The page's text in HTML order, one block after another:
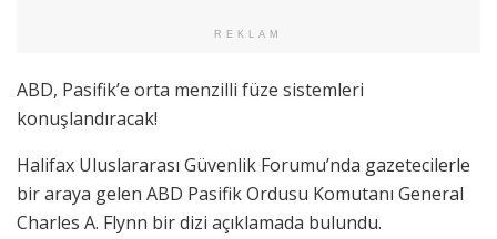
REKLAM
ABD, Pasifik’e orta menzilli füze sistemleri
konuşlandıracak!
Halifax Uluslararası Güvenlik Forumu’nda gazetecilerle
bir araya gelen ABD Pasifik Ordusu Komutanı General
Charles A. Flynn bir dizi açıklamada bulundu.